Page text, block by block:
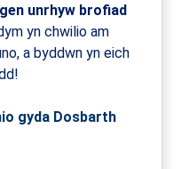
unrhyw brofiad
yn chwilio am
a byddwn yn eich
gyda Dosbarth